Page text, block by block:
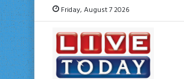
Friday, August 7 2026